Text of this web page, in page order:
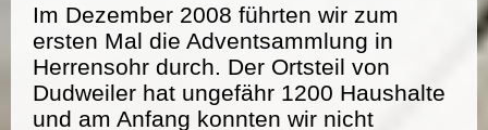
Im Dezember 2008 führten wir zum
ersten Mal die Adventsammlung in
Herrensohr durch. Der Ortsteil von
Dudweiler hat ungefähr 1200 Haushalte
und am Anfang konnten wir nicht